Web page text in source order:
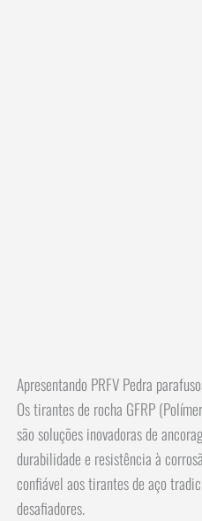
Apresentando PRFVPedra
Os tirantes de rocha GFRP
são soluções inovadoras de
durabilidade e resistência à
confiável aos tirantes de aço
desafiadores.